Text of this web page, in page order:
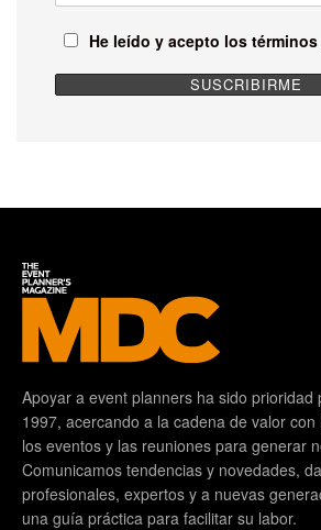
He leído y acepto los
Apoyar a event planners ha sido prioridad
1997, acercando a la cadena de valor
los eventos y las reuniones para generar
Comunicamos tendencias y novedades,
profesionales, expertos y a nuevas
una guía práctica para facilitar su labor.